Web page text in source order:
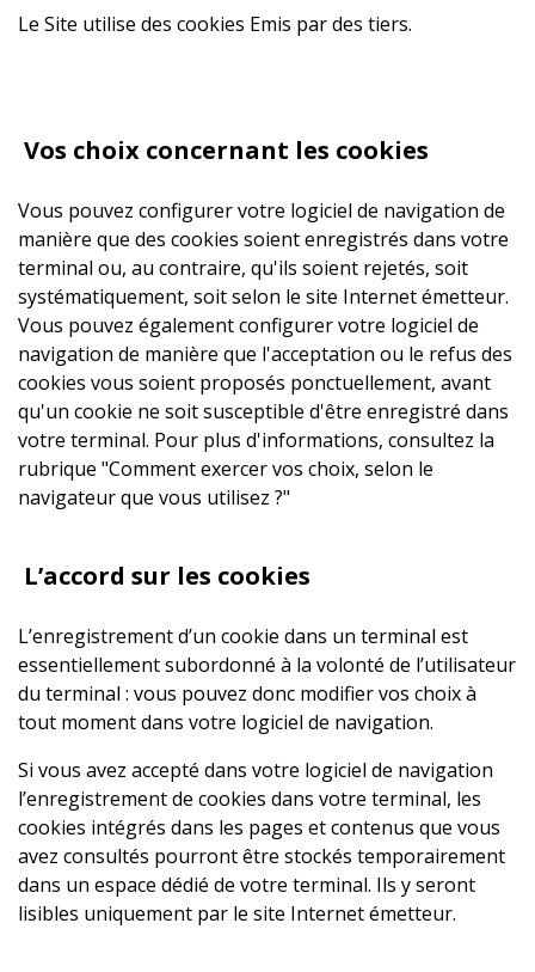
Le Site utilise des cookies Emis par des tiers.
Vos choix concernant les cookies
Vous pouvez configurer votre logiciel de navigation de
manière que des cookies soient enregistrés dans votre
terminal ou, au contraire, qu'ils soient rejetés, soit
systématiquement, soit selon le site Internet émetteur.
Vous pouvez également configurer votre logiciel de
navigation de manière que l'acceptation ou le refus des
cookies vous soient proposés ponctuellement, avant
qu'un cookie ne soit susceptible d'être enregistré dans
votre terminal. Pour plus d'informations, consultez la
rubrique "Comment exercer vos choix, selon le
navigateur que vous utilisez ?"
L’accord sur les cookies
L’enregistrement d’un cookie dans un terminal est
essentiellement subordonné à la volonté de l’utilisateur
du terminal : vous pouvez donc modifier vos choix à
tout moment dans votre logiciel de navigation.
Si vous avez accepté dans votre logiciel de navigation
l’enregistrement de cookies dans votre terminal, les
cookies intégrés dans les pages et contenus que vous
avez consultés pourront être stockés temporairement
dans un espace dédié de votre terminal. Ils y seront
lisibles uniquement par le site Internet émetteur.